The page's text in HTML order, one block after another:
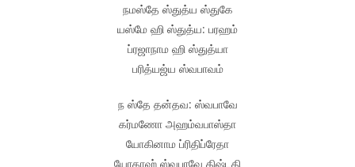
நமஸ்தே ஸ்துத்ய ஸ்துகே
யஸ்மே ஹி ஸ்துத்ய: பரஹம்
ப்ரஜாநாம ஹி ஸ்துத்யா
பரித்யஜ்ய ஸ்வபாவம்
ந ஸ்தே தன்தவ: ஸ்வபாவே
கர்மணோ அஹம்வபாஸ்தா
யோகினாம ப்ரிதிப்ரேதா
யோகாஹ் ஸ்வபாவே திஷ்டதி